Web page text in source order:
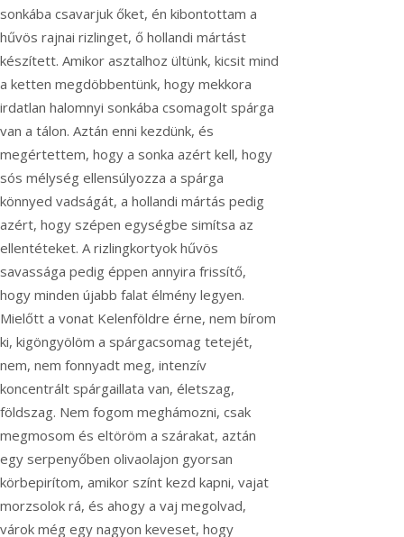
sonkába csavarjuk őket, én kibontottam a
hűvös rajnai rizlinget, ő hollandi mártást
készített. Amikor asztalhoz ültünk, kicsit mind
a ketten megdöbbentünk, hogy mekkora
irdatlan halomnyi sonkába csomagolt spárga
van a tálon. Aztán enni kezdünk, és
megértettem, hogy a sonka azért kell, hogy
sós mélység ellensúlyozza a spárga
könnyed vadságát, a hollandi mártás pedig
azért, hogy szépen egységbe simítsa az
ellentéteket. A rizlingkortyok hűvös
savassága pedig éppen annyira frissítő,
hogy minden újabb falat élmény legyen.
Mielőtt a vonat Kelenföldre érne, nem bírom
ki, kigöngyölöm a spárgacsomag tetejét,
nem, nem fonnyadt meg, intenzív
koncentrált spárgaillata van, életszag,
földszag. Nem fogom meghámozni, csak
megmosom és eltöröm a szárakat, aztán
egy serpenyőben olivaolajon gyorsan
körbepirítom, amikor színt kezd kapni, vajat
morzsolok rá, és ahogy a vaj megolvad,
várok még egy nagyon keveset, hogy